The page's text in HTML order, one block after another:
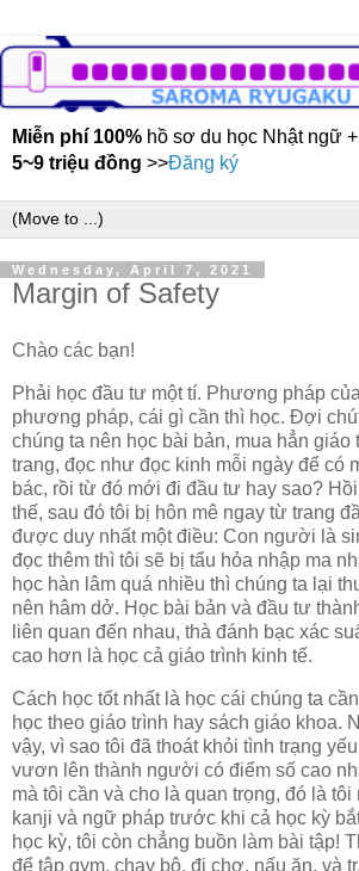
Miễn phí 100% hồ sơ du học Nhật ngữ
5~9 triệu đồng >>Đăng ký
Wednesday, April 7, 2021
Margin of Safety
Chào các bạn!
Phải học đầu tư một tí. Phương pháp
phương pháp, cái gì cần thì học. Đợi
chúng ta nên học bài bản, mua hẳn giáo
trang, đọc như đọc kinh mỗi ngày để có
bác, rồi từ đó mới đi đầu tư hay sao?
thế, sau đó tôi bị hôn mê ngay từ trang
được duy nhất một điều: Con người là
đọc thêm thì tôi sẽ bị tẩu hỏa nhập ma
học hàn lâm quá nhiều thì chúng ta lại
nên hâm dở. Học bài bản và đầu tư
liên quan đến nhau, thà đánh bạc xác
cao hơn là học cả giáo trình kinh tế.
Cách học tốt nhất là học cái chúng ta
học theo giáo trình hay sách giáo khoa.
vậy, vì sao tôi đã thoát khỏi tình trạng
vươn lên thành người có điểm số cao
mà tôi cần và cho là quan trọng, đó là tôi
kanji và ngữ pháp trước khi cả học kỳ
học kỳ, tôi còn chẳng buồn làm bài tập!
để tập gym, chạy bộ, đi chợ, nấu ăn, và